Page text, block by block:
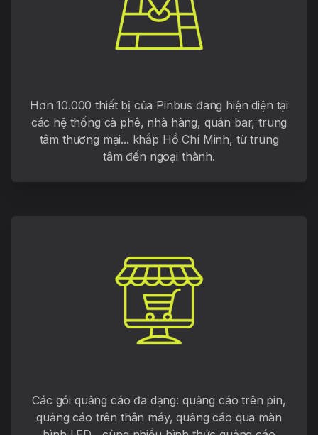
Hơn 10.000 thiết bị của Pinbus đang hiện diện tại
các hệ thống cà phê, nhà hàng, quán bar, trung
tâm thương mại... khắp Hồ Chí Minh, từ trung
tâm đến ngoại thành.
Các gói quảng cáo đa dạng: quảng cáo trên pin,
quảng cáo trên thân máy, quảng cáo qua màn